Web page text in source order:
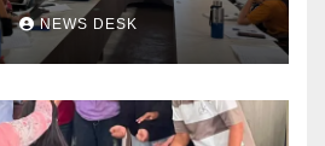
NEWS DESK